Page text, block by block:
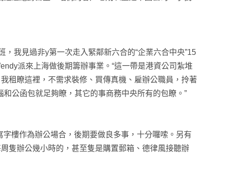
見過非y第一次走入緊鄰新六合的“企業六合中央”15
派來上海做後期籌辦事業。“這一帶是港資公司紮堆
租瞭這裡，不需求裝修、買傳真機、雇辦公職員，拎著
公函包就足夠瞭，其它的事商務中央所有的包瞭。”
作為辦公場合，後期要做良多事，十分囉嗦。另有
隻辦公幾小時的，甚至隻是購置郵箱、德律風接聽辦